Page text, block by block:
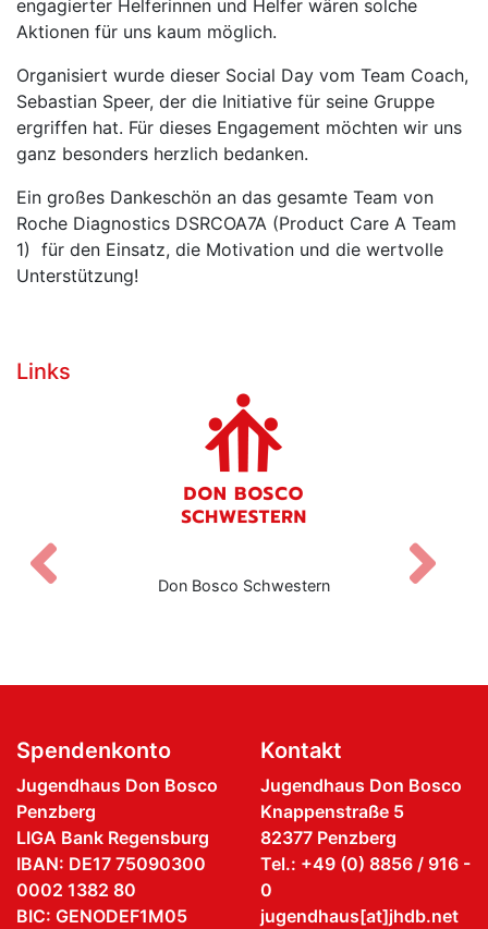
engagierter Helferinnen und Helfer wären solche
Aktionen für uns kaum möglich.
Organisiert wurde dieser Social Day vom Team Coach,
Sebastian Speer, der die Initiative für seine Gruppe
ergriffen hat. Für dieses Engagement möchten wir uns
ganz besonders herzlich bedanken.
Ein großes Dankeschön an das gesamte Team von
Roche Diagnostics DSRCOA7A (Product Care A Team
1) für den Einsatz, die Motivation und die wertvolle
Unterstützung!
Links
Don Bosco Schwestern
Zurück
Spendenkonto
Jugendhaus Don Bosco
Penzberg
LIGA Bank Regensburg
IBAN: DE17 75090300
0002 1382 80
BIC: GENODEF1M05
Kontakt
Jugendhaus Don Bosco
Knappenstraße 5
82377 Penzberg
Tel.: +49 (0) 8856 / 916 -
0
jugendhaus[at]jhdb.net